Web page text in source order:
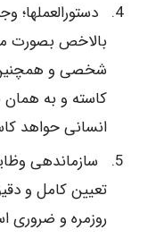
دستورالعملها؛
بالاخص بصورت
شخصی و همچنین
کاسته و به همان
انسانی حواهد
سازماندهی
تعیین کامل و
روزمره و ضروری